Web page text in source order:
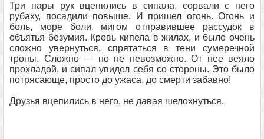
Три пары рук вцепились в сипала, сорвали с него
рубаху, посадили повыше. И пришел огонь. Огонь и
боль, море боли, мигом отправившее рассудок в
объятья безумия. Кровь кипела в жилах, и было очень
сложно увернуться, спрятаться в тени сумеречной
тропы. Сложно — но не невозможно. От нее веяло
прохладой, и сипал увидел себя со стороны. Это было
потрясающе, просто до ужаса, до смерти забавно!
Друзья вцепились в него, не давая шелохнуться.